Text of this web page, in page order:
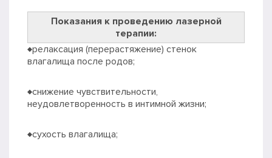
Показания к проведению лазерной
терапии:
♦релаксация (перерастяжение) стенок
влагалища после родов;
♦снижение чувствительности,
неудовлетворенность в интимной жизни;
♦сухость влагалища;